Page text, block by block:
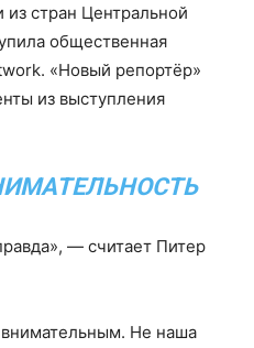
из стран Центральной
общественная
«Новый репортёр»
из выступления
— считает Питер
Не наша